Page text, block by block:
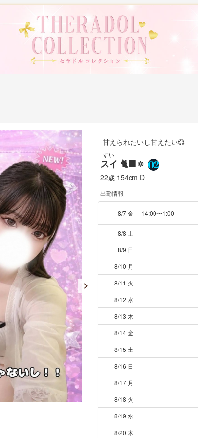
甘えられたいし甘えたい💞
すい
スイ 🐈‍⬛🔅
22歳 154cm D
出勤情報
8/7 金 14:00〜1:00
8/8 土
8/9 日
8/10 月
8/11 火
8/12 水
8/13 木
8/14 金
8/15 土
8/16 日
8/17 月
8/18 火
8/19 水
8/20 木